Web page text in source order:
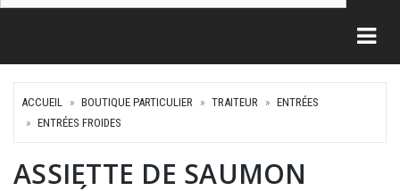
ACCUEIL BOUTIQUE PARTICULIER TRAITEUR
ENTRÉES
ENTRÉES FROIDES
ASSIETTE DE SAUMON